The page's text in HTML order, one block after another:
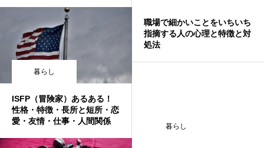
成就日・宝くじ
暮らし
ISFP（冒険家）あるある！
性格・特徴・長所と短所・恋
愛・友情・仕事・人間関係
職場で細かいことをいちいち
指摘する人の心理と特徴と対
処法
暮らし